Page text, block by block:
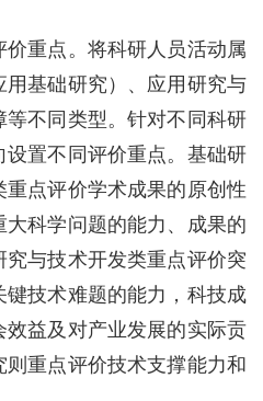
重点。将科研人员活动属
基础研究）、应用研究与
不同类型。针对不同科研
置不同评价重点。基础研
点评价学术成果的原创性
科学问题的能力、成果的
与技术开发类重点评价突
技术难题的能力，科技成
益及对产业发展的实际贡
重点评价技术支撑能力和